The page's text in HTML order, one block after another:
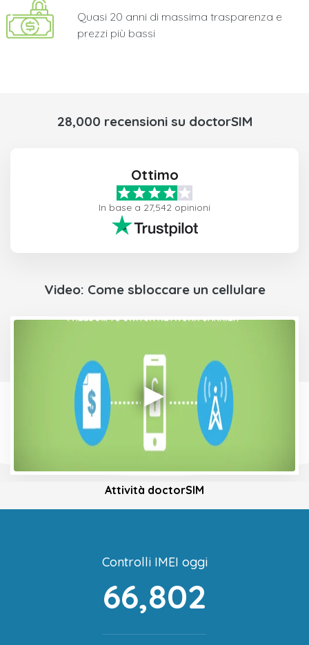
Quasi 20 anni di massima trasparenza e
prezzi più bassi
28,000 recensioni su doctorSIM
Ottimo
In base a 27,542 opinioni
Video: Come sbloccare un cellulare
Attività doctorSIM
Controlli IMEI oggi
66,802